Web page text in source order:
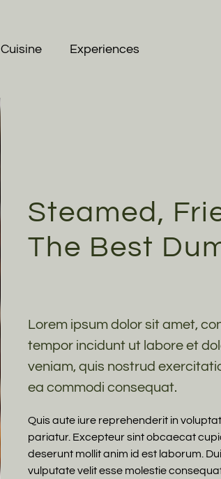
Cuisine Experiences
Steamed,
The Best
Lorem ipsum dolor sit amet,
tempor incidunt ut labore et
veniam, quis nostrud
ea commodi consequat.
Quis aute iure reprehenderit in
pariatur. Excepteur sint obcaecat
deserunt mollit anim id est laborum.
vulputate velit esse molestie